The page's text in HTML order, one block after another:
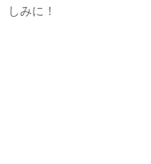
しみに！